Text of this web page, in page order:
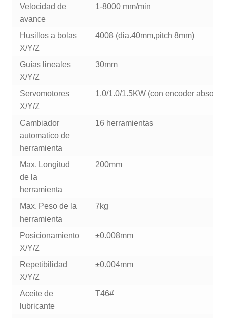
Velocidad de
avance
1-8000 mm/min
Husillos a bolas
X/Y/Z
4008 (dia.40mm,pitch 8mm)
Guías lineales
X/Y/Z
30mm
Servomotores
X/Y/Z
1.0/1.0/1.5KW (con encoder
Cambiador
automatico de
herramienta
16 herramientas
Max. Longitud
de la
herramienta
200mm
Max. Peso de la
herramienta
7kg
Posicionamiento
X/Y/Z
±0.008mm
Repetibilidad
X/Y/Z
±0.004mm
Aceite de
lubricante
T46#